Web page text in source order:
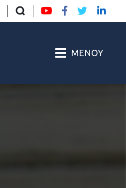
ΜΕΝΟΎ